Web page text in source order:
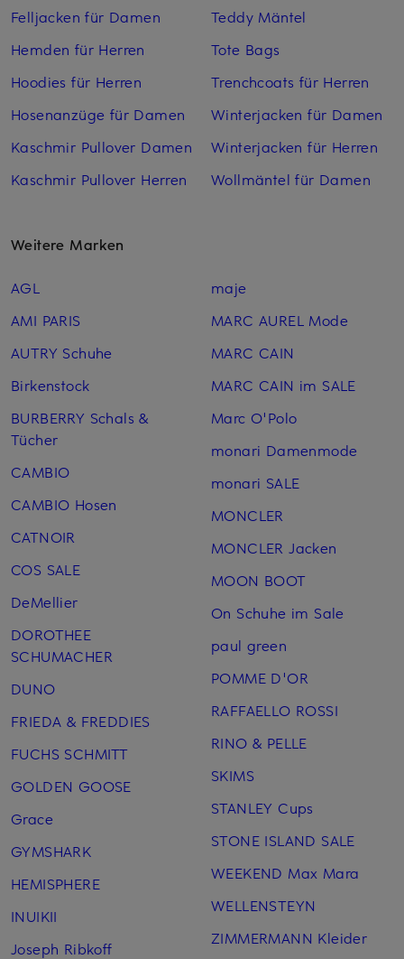
Felljacken für Damen
Hemden für Herren
Hoodies für Herren
Hosenanzüge für Damen
Kaschmir Pullover Damen
Kaschmir Pullover Herren
Teddy Mäntel
Tote Bags
Trenchcoats für Herren
Winterjacken für Damen
Winterjacken für Herren
Wollmäntel für Damen
Weitere Marken
AGL
AMI PARIS
AUTRY Schuhe
Birkenstock
BURBERRY Schals &
Tücher
CAMBIO
CAMBIO Hosen
CATNOIR
COS SALE
DeMellier
DOROTHEE
SCHUMACHER
DUNO
FRIEDA & FREDDIES
FUCHS SCHMITT
GOLDEN GOOSE
Grace
GYMSHARK
HEMISPHERE
INUIKII
Joseph Ribkoff
maje
MARC AUREL Mode
MARC CAIN
MARC CAIN im SALE
Marc O'Polo
monari Damenmode
monari SALE
MONCLER
MONCLER Jacken
MOON BOOT
On Schuhe im Sale
paul green
POMME D'OR
RAFFAELLO ROSSI
RINO & PELLE
SKIMS
STANLEY Cups
STONE ISLAND SALE
WEEKEND Max Mara
WELLENSTEYN
ZIMMERMANN Kleider